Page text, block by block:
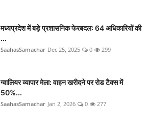
मध्यप्रदेश में बड़े प्रशासनिक फेरबदल: 64 अधिकारियों की
...
SaahasSamachar Dec 25, 2025 0 299
ग्वालियर व्यापार मेला: वाहन खरीदने पर रोड टैक्स में
50%...
SaahasSamachar Jan 2, 2026 0 277